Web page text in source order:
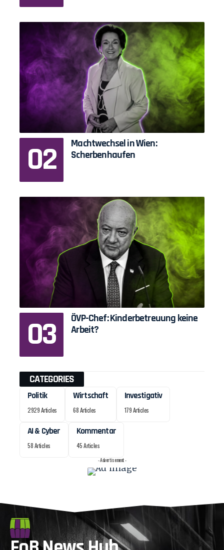
Machtwechsel in Wien:
Scherbenhaufen
ÖVP-Chef: Kinderbetreuung keine
Arbeit?
CATEGORIES
Politik
2929 Articles
Wirtschaft
68 Articles
Investigativ
179 Articles
AI & Cyber
58 Articles
Kommentar
45 Articles
- Advertisement -